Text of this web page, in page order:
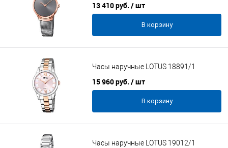
13 410 руб. / шт
В корзину
Часы наручные LOTUS 18891/1
15 960 руб. / шт
В корзину
Часы наручные LOTUS 19012/1